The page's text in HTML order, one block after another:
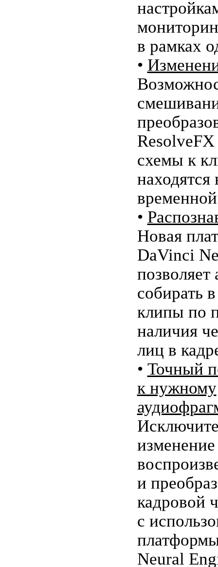
в рамках
•
схемы к
находятся
•
Новая
DaVinci
позволяет
собирать
клипы по
наличия
лиц в
• Точный
к нужному
и
кадровой
с
Neural